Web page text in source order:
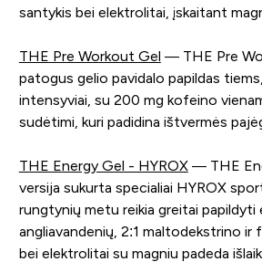
santykis bei elektrolitai, įskaitant
THE Pre Workout Gel — THE Pre
patogus gelio pavidalo papildas
intensyviai, su 200 mg kofeino
sudėtimi, kuri padidina ištvermės
THE Energy Gel - HYROX— THE
versija sukurta specialiai HYROX
rungtynių metu reikia greitai papildyti
angliavandenių, 2:1 maltodekstrino ir
bei elektrolitai su magniu padeda